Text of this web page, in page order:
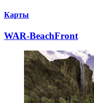
Карты
WAR-BeachFront